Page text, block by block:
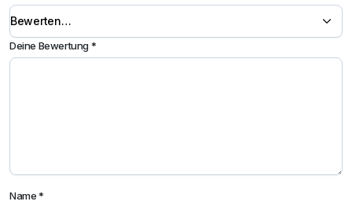
Deine Bewertung*
Name*